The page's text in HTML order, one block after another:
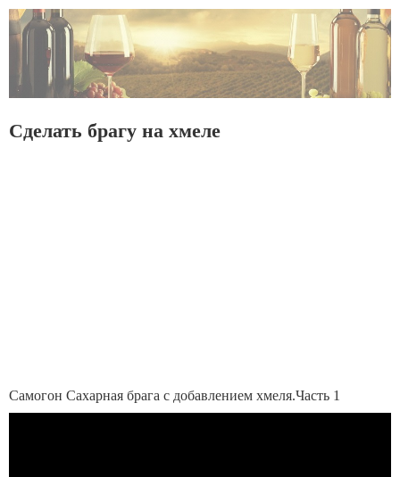
Сделать брагу на хмеле
Самогон Сахарная брага с добавлением хмеля.Часть 1